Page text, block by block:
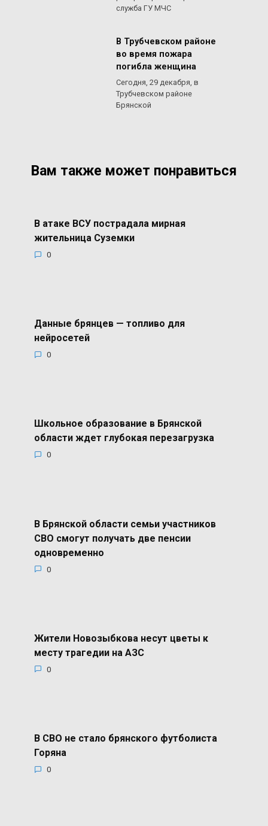
служба ГУ МЧС
В Трубчевском районе
во время пожара
погибла женщина
Сегодня, 29 декабря, в
Трубчевском районе
Брянской
Вам также может понравиться
В атаке ВСУ пострадала мирная
жительница Суземки
0
Данные брянцев — топливо для
нейросетей
0
Школьное образование в Брянской
области ждет глубокая перезагрузка
0
В Брянской области семьи участников
СВО смогут получать две пенсии
одновременно
0
Жители Новозыбкова несут цветы к
месту трагедии на АЗС
0
В СВО не стало брянского футболиста
Горяна
0